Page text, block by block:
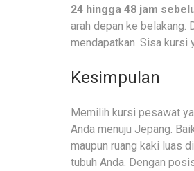
24 hingga 48 jam
arah depan ke belakang.
mendapatkan. Sisa kursi
Kesimpulan
Memilih kursi pesawat
Anda menuju Jepang.
maupun ruang kaki luas
tubuh Anda. Dengan